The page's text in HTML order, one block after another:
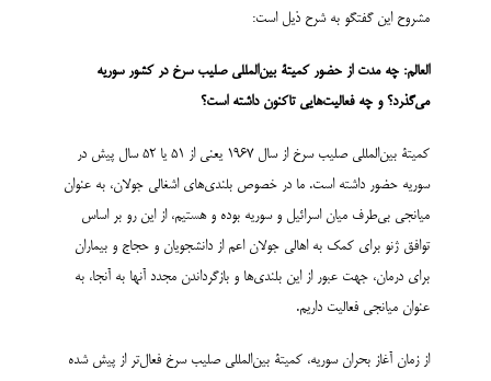
مشروح این گفتگو به شرح ذیل است:
العالم: چه مدت از حضور کمیتۀ بین‌المللی صلیب سرخ در کشور سوریه
می‌گذرد؟ و چه فعالیت‌هایی تاکنون داشته است؟
کمیتۀ بین‌المللی صلیب سرخ از سال 1967 یعنی از 51 یا 52 سال پیش در
سوریه حضور داشته است. ما در خصوص بلندی‌های اشغالی جولان، به عنوان
میانجی بی‌طرف میان اسرائیل و سوریه بوده و هستیم، از این رو بر اساس
توافق ژنو برای کمک به اهالی جولان اعم از دانشجویان و حجاج و بیماران
برای درمان، جهت عبور از این بلندی‌ها و بازگرداندن مجدد آنها به آنجا، به
عنوان میانجی فعالیت داریم.
از زمان آغاز بحران سوریه، کمیتۀ بین‌المللی صلیب سرخ فعال‌تر از پیش شده